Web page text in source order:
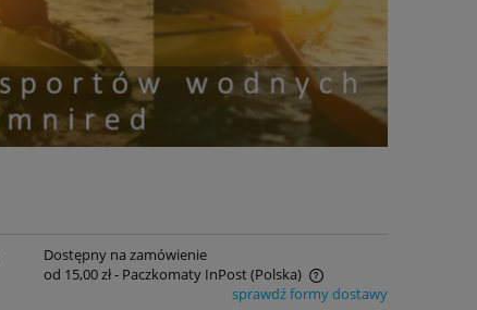
Dostępny na zamówienie
od 15,00 zł- Paczkomaty InPost(Polska)
sprawdź formy dostawy